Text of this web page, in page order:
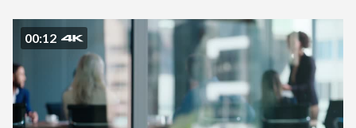
00:12